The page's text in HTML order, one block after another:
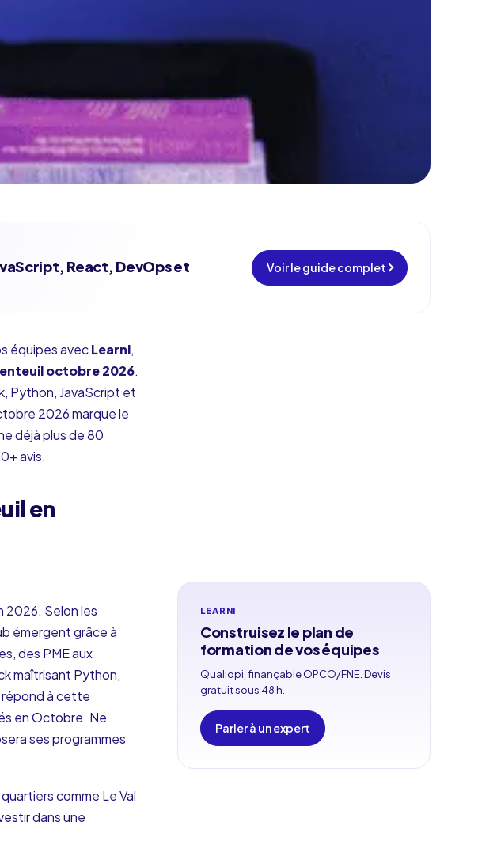
React, DevOps et
Voir le guide complet
équipes avecLearni,
octobre 2026.
Python, JavaScript et
2026 marque le
déjà plus de 80
avis.
en
2026. Selon les
émergent grâce à
des PME aux
maîtrisant Python,
répond à cette
en Octobre. Ne
ses programmes
comme Le Val
dans une
LEARNI
Construisez le plan de
formation de vos équipes
Qualiopi, finançable OPCO/FNE. Devis
gratuit sous 48 h.
Parler à un expert